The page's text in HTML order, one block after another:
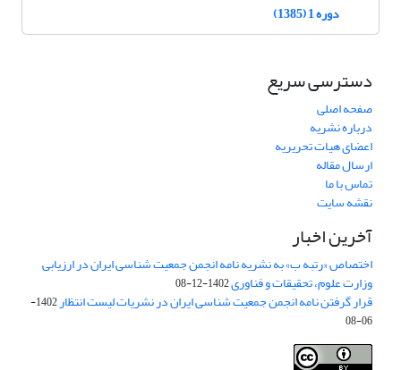
دوره 1 (1385)
دسترسی سریع
صفحه اصلی
درباره نشریه
اعضای هیات تحریریه
ارسال مقاله
تماس با ما
نقشه سایت
آخرین اخبار
اختصاص «رتبه ب» به نشریه نامه انجمن جمعیت شناسی ایران در ارزیابی
وزارت علوم، تحقیقات و فناوری1402-12-08
قرار گرفتن نامه انجمن جمعیت شناسی ایران در نشریات لیست انتظار
1402-
06-08